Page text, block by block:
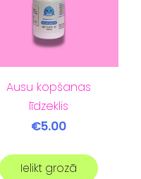
Ausu kopšanas
līdzeklis
€5.00
Ielikt grozā